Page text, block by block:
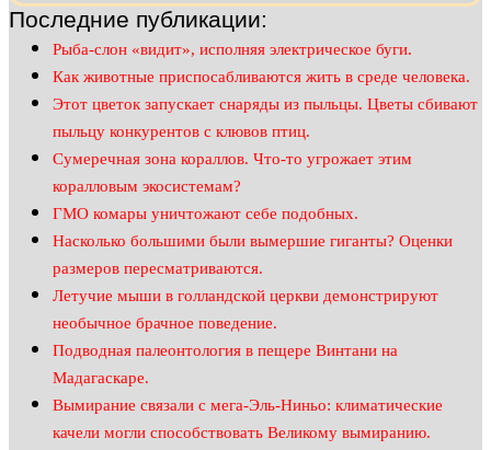
Последние публикации:
Рыба-слон «видит», исполняя электрическое буги.
Как животные приспосабливаются жить в среде человека.
Этот цветок запускает снаряды из пыльцы. Цветы сбивают
пыльцу конкурентов с клювов птиц.
Сумеречная зона кораллов. Что-то угрожает этим
коралловым экосистемам?
ГМО комары уничтожают себе подобных.
Насколько большими были вымершие гиганты? Оценки
размеров пересматриваются.
Летучие мыши в голландской церкви демонстрируют
необычное брачное поведение.
Подводная палеонтология в пещере Винтани на
Мадагаскаре.
Вымирание связали с мега-Эль-Ниньо: климатические
качели могли способствовать Великому вымиранию.